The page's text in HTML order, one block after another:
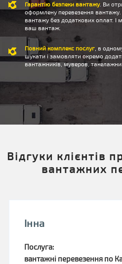
Гарантію безпеки вантажу. Ви
оформлену перевезення вантажу.
вантажу без додаткових оплат. І
ваш вантаж.
Повний комплекс послуг , в
шукати і замовляти окремо
вантажників, муверов,
Відгуки клієнтів
вантажних
Інна
Послуга:
вантажні перевезення по